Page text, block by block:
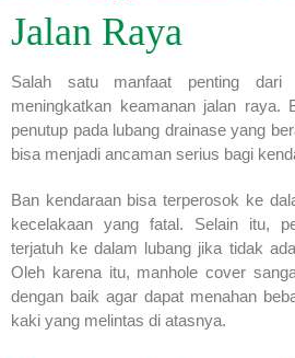
Jalan Raya
Salah satu manfaat penting dari
meningkatkan keamanan jalan raya.
penutup pada lubang drainase yang
bisa menjadi ancaman serius bagi
Ban kendaraan bisa terperosok ke
kecelakaan yang fatal. Selain itu,
terjatuh ke dalam lubang jika tidak
Oleh karena itu, manhole cover
dengan baik agar dapat menahan
kaki yang melintas di atasnya.